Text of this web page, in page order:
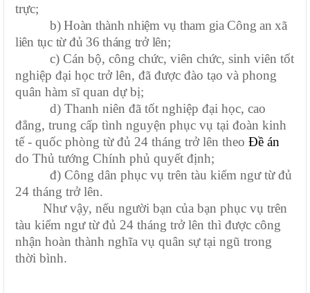
trực;
b) Hoàn thành nhiệm vụ tham gia Công an xã
liên tục từ đủ 36 tháng trở lên;
c) Cán bộ, công chức, viên chức, sinh viên tốt
nghiệp đại học trở lên, đã được đào tạo và phong
quân hàm sĩ quan dự bị;
d) Thanh niên đã tốt nghiệp đại học, cao
đẳng, trung cấp tình nguyện phục vụ tại đoàn kinh
tế - quốc phòng từ đủ 24 tháng trở lên theo Đề án
do Thủ tướng Chính phủ quyết định;
đ) Công dân phục vụ trên tàu kiểm ngư từ đủ
24 tháng trở lên.
Như vậy, nếu người bạn của bạn phục vụ trên
tàu kiểm ngư từ đủ 24 tháng trở lên thì được công
nhận hoàn thành nghĩa vụ quân sự tại ngũ trong
thời bình.